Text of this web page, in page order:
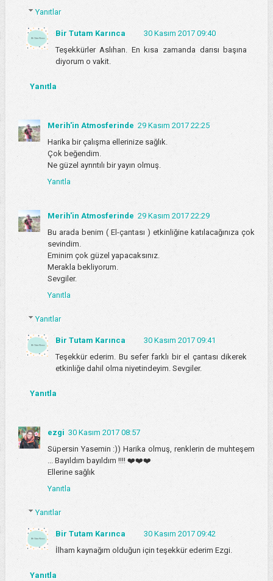
Yanıtlar
Bir Tutam Karınca
30 Kasım 2017 09:40
Teşekkürler Aslıhan. En kısa zamanda darısı başına
diyorum o vakit.
Yanıtla
Merih'in Atmosferinde 29 Kasım 2017 22:25
Harika bir çalışma ellerinize sağlık.
Çok beğendim.
Ne güzel ayrıntılı bir yayın olmuş.
Yanıtla
Merih'in Atmosferinde 29 Kasım 2017 22:29
Bu arada benim ( El-çantası ) etkinliğine katılacağınıza çok
sevindim.
Eminim çok güzel yapacaksınız.
Merakla bekliyorum.
Sevgiler.
Yanıtla
Yanıtlar
Bir Tutam Karınca
30 Kasım 2017 09:41
Teşekkür ederim. Bu sefer farklı bir el çantası dikerek
etkinliğe dahil olma niyetindeyim. Sevgiler.
Yanıtla
ezgi 30 Kasım 2017 08:57
Süpersin Yasemin :)) Harika olmuş, renklerin de muhteşem
... Bayıldım bayıldım !!!! ❤️❤️❤️
Ellerine sağlık
Yanıtla
Yanıtlar
Bir Tutam Karınca
30 Kasım 2017 09:42
İlham kaynağım olduğun için teşekkür ederim Ezgi.
Yanıtla